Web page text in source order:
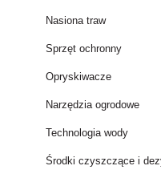
Nasiona traw
Sprzęt ochronny
Opryskiwacze
Narzędzia ogrodowe
Technologia wody
Środki czyszczące i